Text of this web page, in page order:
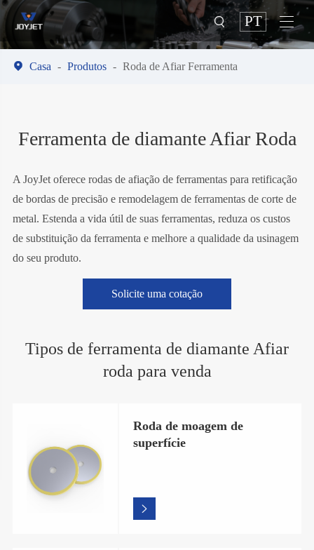
 PT 
 Casa Produtos Roda de Afiar Ferramenta
Ferramenta de diamante Afiar Roda
A JoyJet oferece rodas de afiação de ferramentas para retificação
de bordas de precisão e remodelagem de ferramentas de corte de
metal. Estenda a vida útil de suas ferramentas, reduza os custos
de substituição da ferramenta e melhore a qualidade da usinagem
do seu produto.
Solicite uma cotação
Tipos de ferramenta de diamante Afiar
roda para venda
Roda de moagem de
superfície
